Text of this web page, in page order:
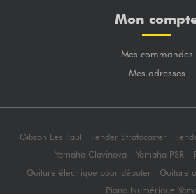
Mon
Mes commandes
Mes adresses
Gibson Les Paul Fender Stratocaster
Yamaha Clavinova
Yamaha PSR
Guitare électrique pour débuter
Guitare
Piano Numérique